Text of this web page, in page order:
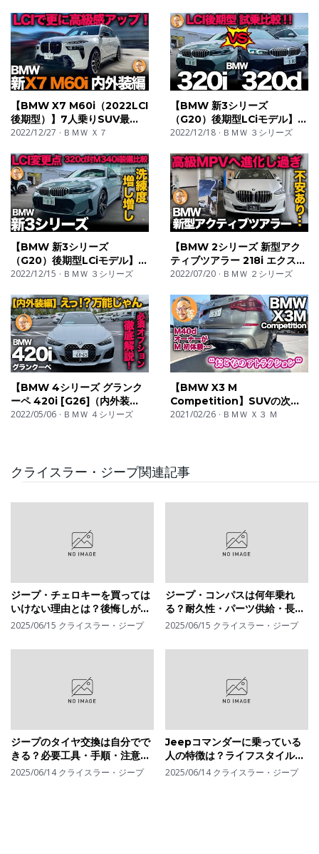
評価！[2022LCI後期モデル
（G20）]
【BMW X7 M60i（2022LCI
後期型）】7人乗りSUV最
強！マイナーチェンジで高級
2022/12/27 ＢＭＷ Ｘ７
【BMW 新3シリーズ
（G20）後期型LCiモデル】
320i vs 320d ガチンコ試乗
2022/12/18 ＢＭＷ ３シリーズ
【BMW 新3シリーズ
（G20）後期型LCiモデル】
マイナーチェンジにて「大人
M340iの装備比較ご紹介！
2022/12/15 ＢＭＷ ３シリーズ
【BMW 2シリーズ 新型アク
ティブツアラー 218i エクスク
ルーシブ】高級感アップ！？…
満な点アリ[ NEW Active
Tourer 218i Exclusive]
2022/07/20 ＢＭＷ ２シリーズ
【BMW 4シリーズ グランク
ーペ 420i [G26]（内外装
編）】万能すぎるスポーツク
2022/05/06 ＢＭＷ ４シリーズ
【BMW X3 M
Competition】SUVの次元
を超えたマシンをX3 M40dオ
2021/02/26 ＢＭＷ Ｘ３ Ｍ
クライスラー・ジープ関連記事
ジープ・チェロキーを買っては
いけない理由とは？後悔しがち
なポイントと対策法を紹介
2025/06/15 クライスラー・ジープ
ジープ・コンパスは何年乗れ
る？耐久性・パーツ供給・長持
ちさせる使い方を解説
2025/06/15 クライスラー・ジープ
ジープのタイヤ交換は自分でで
きる？必要工具・手順・注意点
までわかる初心者向けガイド
2025/06/14 クライスラー・ジープ
Jeepコマンダーに乗っている
人の特徴は？ライフスタイル・
年齢層・選ばれる理由を調査
2025/06/14 クライスラー・ジープ